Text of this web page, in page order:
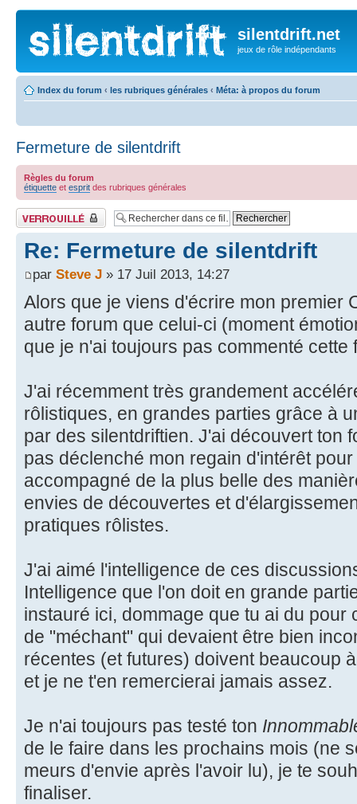
silentdrift.net
jeux de rôle indépendants
Index du forum ‹ les rubriques générales ‹ Méta: à propos du forum
Fermeture de silentdrift
Règles du forum
étiquette et esprit des rubriques générales
Fil verrouillé
Re: Fermeture de silentdrift
par Steve J » 17 Juil 2013, 14:27
Alors que je viens d'écrire mon premier
autre forum que celui-ci (moment
que je n'ai toujours pas commenté cette
J'ai récemment très grandement
rôlistiques, en grandes parties grâce à
par des silentdriftien. J'ai découvert ton
pas déclenché mon regain d'intérêt
accompagné de la plus belle des
envies de découvertes et
pratiques rôlistes.
J'ai aimé l'intelligence de ces
Intelligence que l'on doit en grande
instauré ici, dommage que tu ai du pour
de "méchant" qui devaient être bien
récentes (et futures) doivent beaucoup
et je ne t'en remercierai jamais assez.
Je n'ai toujours pas testé ton
de le faire dans les prochains mois (ne
meurs d'envie après l'avoir lu), je te
finaliser.